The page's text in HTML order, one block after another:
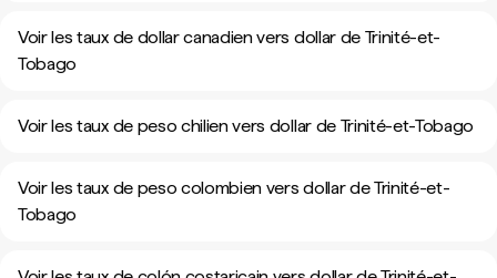
Voir les taux de dollar canadien vers dollar de Trinité-et-
Tobago
Voir les taux de peso chilien vers dollar de Trinité-et-Tobago
Voir les taux de peso colombien vers dollar de Trinité-et-
Tobago